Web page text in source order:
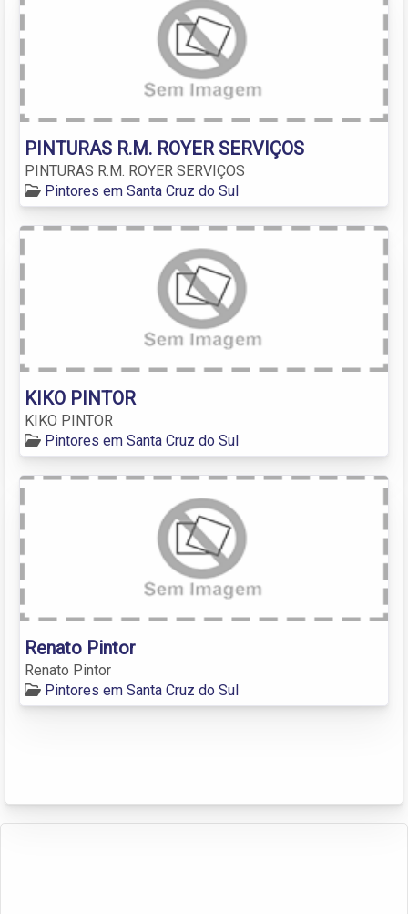
PINTURAS R.M. ROYER SERVIÇOS
PINTURAS R.M. ROYER SERVIÇOS
Pintores em Santa Cruz do Sul
KIKO PINTOR
KIKO PINTOR
Pintores em Santa Cruz do Sul
Renato Pintor
Renato Pintor
Pintores em Santa Cruz do Sul